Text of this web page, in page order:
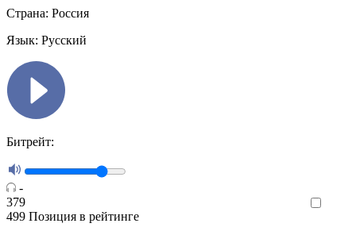
Страна: Россия
Язык: Русский
Битрейт:
-
379
499 Позиция в рейтинге